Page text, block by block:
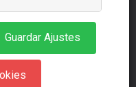
Guardar Ajustes